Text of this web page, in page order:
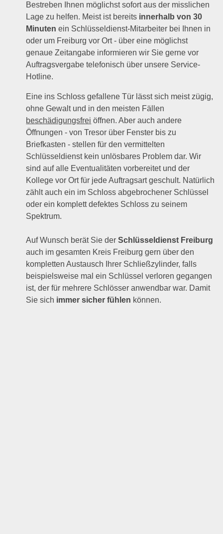
Bestreben Ihnen möglichst sofort aus der misslichen
Lage zu helfen. Meist ist bereits innerhalb von 30
Minuten ein Schlüsseldienst-Mitarbeiter bei Ihnen in
oder um Freiburg vor Ort - über eine möglichst
genaue Zeitangabe informieren wir Sie gerne vor
Auftragsvergabe telefonisch über unsere Service-
Hotline.
Eine ins Schloss gefallene Tür lässt sich meist zügig,
ohne Gewalt und in den meisten Fällen
beschädigungsfrei öffnen. Aber auch andere
Öffnungen - von Tresor über Fenster bis zu
Briefkasten - stellen für den vermittelten
Schlüsseldienst kein unlösbares Problem dar. Wir
sind auf alle Eventualitäten vorbereitet und der
Kollege vor Ort für jede Auftragsart geschult. Natürlich
zählt auch ein im Schloss abgebrochener Schlüssel
oder ein komplett defektes Schloss zu seinem
Spektrum.
Auf Wunsch berät Sie derSchlüsseldienst Freiburg
auch im gesamten Kreis Freiburg gern über den
kompletten Austausch Ihrer Schließzylinder, falls
beispielsweise mal ein Schlüssel verloren gegangen
ist, der für mehrere Schlösser anwendbar war. Damit
Sie sich immer sicher fühlen können.